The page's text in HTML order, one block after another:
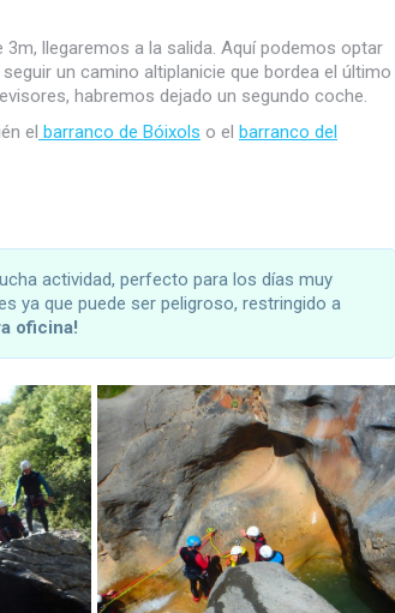
llegaremos a la salida. Aquí podemos optar
un camino altiplanicie que bordea el último
habremos dejado un segundo coche.
el barranco de Bóixols o el barranco del
actividad, perfecto para los días muy
ya que puede ser peligroso, restringido a
oficina!